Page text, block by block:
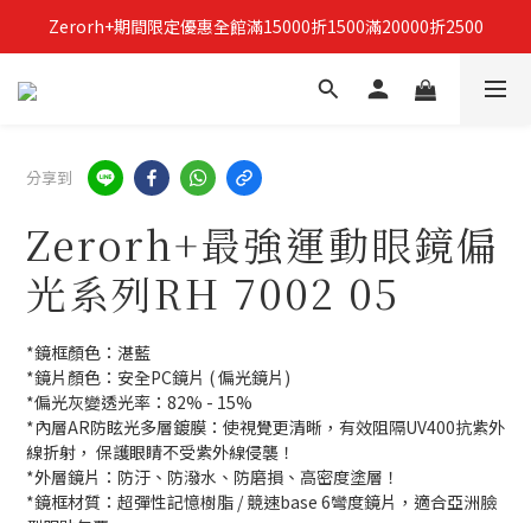
立即加入Zerorh+官網會員，獲得購物禮金
Zerorh+期間限定優惠全館滿15000折1500滿20000折2500
立即加入Zerorh+官網會員，獲得購物禮金
分享到
Zerorh+最強運動眼鏡偏
光系列RH 7002 05
*鏡框顏色：湛藍
*鏡片顏色：安全PC鏡片 ( 偏光鏡片)
*偏光灰變透光率：82% - 15%
*內層AR防眩光多層鍍膜：使視覺更清晰，有效阻隔UV400抗紫外
線折射， 保護眼睛不受紫外線侵襲！
*外層鏡片：防汙、防潑水、防磨損、高密度塗層！
*鏡框材質：超彈性記憶樹脂 / 競速base 6彎度鏡片，適合亞洲臉